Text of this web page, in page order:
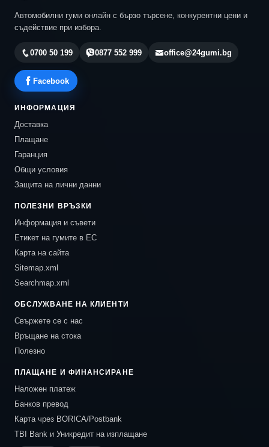
Автомобилни гуми онлайн с бързо търсене, конкурентни цени и
съдействие при избора.
0700 50 199 0877 552 999 office@24gumi.bg
Facebook
ИНФОРМАЦИЯ
Доставка
Плащане
Гаранция
Общи условия
Защита на лични данни
ПОЛЕЗНИ ВРЪЗКИ
Информация и съвети
Етикет на гумите в ЕС
Карта на сайта
Sitemap.xml
Searchmap.xml
ОБСЛУЖВАНЕ НА КЛИЕНТИ
Свържете се с нас
Връщане на стока
Полезно
ПЛАЩАНЕ И ФИНАНСИРАНЕ
Наложен платеж
Банков превод
Карта чрез BORICA/Postbank
TBI Bank и Уникредит на изплащане